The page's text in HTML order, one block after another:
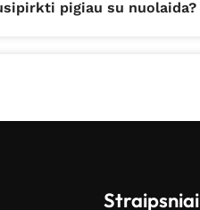
pigiau su nuolaida?
Straipsniai